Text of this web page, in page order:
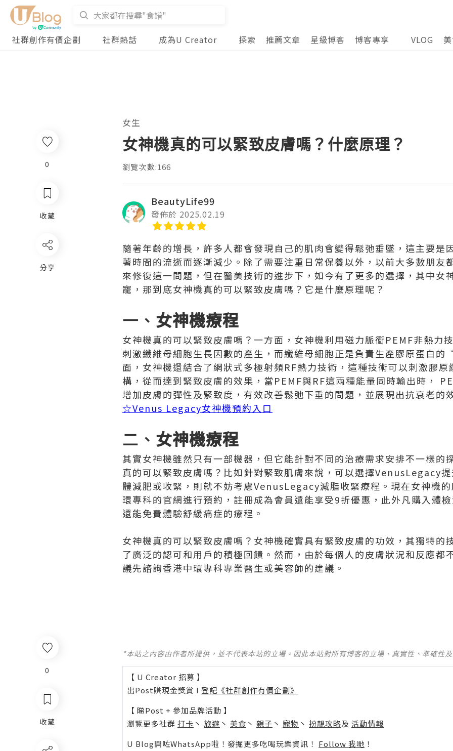
社群創作有價企劃 社群熱話 成為U Creator 探索 推薦文章 星級博客 博客專享 VLOG
0
收藏
女生
女神機真的可以緊致皮膚嗎？什麼原理？
瀏覽次數:166
BeautyLife99
發佈於 2025.02.19
隨著年齡的增長，許多人都會發現自己的肌肉會變得鬆弛垂墜，這主要是
著時間的流逝而逐漸減少。除了需要注重日常保養以外，以前大多數朋友
來修復這一問題，但在醫美技術的進步下，如今有了更多的選擇，其中女
寵，那到底女神機真的可以緊致皮膚嗎？它是什麼原理呢？
一、 女神機療程
女神機真的可以緊致皮膚嗎？一方面，女神機利用磁力脈衝PEMF非熱力
刺激纖維母細胞生長因數的產生，而纖維母細胞正是負責生產膠原蛋白
面，女神機還結合了網狀式多極射頻RF熱力技術，這種技術可以刺激膠
構，從而達到緊致皮膚的效果，當PEMF與RF這兩種能量同時輸出時，
增加皮膚的彈性及緊致度，有效改善鬆弛下垂的問題，並展現出抗衰老的
☆Venus Legacy女神機預約入口
二、 女神機療程
其實女神機雖然只有一部機器，但它能針對不同的治療需求安排不一樣的
真的可以緊致皮膚嗎？比如針對緊致肌膚來說，可以選擇VenusLegacy
體減肥或收緊，則就不妨考慮VenusLegacy減脂收緊療程。現在女神機
環專科的官網進行預約，註冊成為會員還能享受9折優惠，此外凡購入體
還能免費體驗舒緩痛症的療程。
女神機真的可以緊致皮膚嗎？女神機確實具有緊致皮膚的功效，其獨特的
了廣泛的認可和用戶的積極回饋。然而，由於每個人的皮膚狀況和反應都
議先諮詢香港中環專科專業醫生或美容師的建議。
*本站之內容由作者所提供，並不代表本站的立場。因此本站對所有博客的立場、真實性、準確性
【 U Creator 招募 】
出Post賺現金獎賞 l 登記《社群創作有價企劃》
【 睇Post + 參加品牌活動 】
瀏覽更多社群 打卡 丶 旅遊 丶 美食 丶 親子 丶 寵物 丶 扮靚攻略及 活動情報
U Blog開咗WhatsApp啦！發掘更多吃喝玩樂資訊！ Follow 我哋 ！
0
收藏
分享